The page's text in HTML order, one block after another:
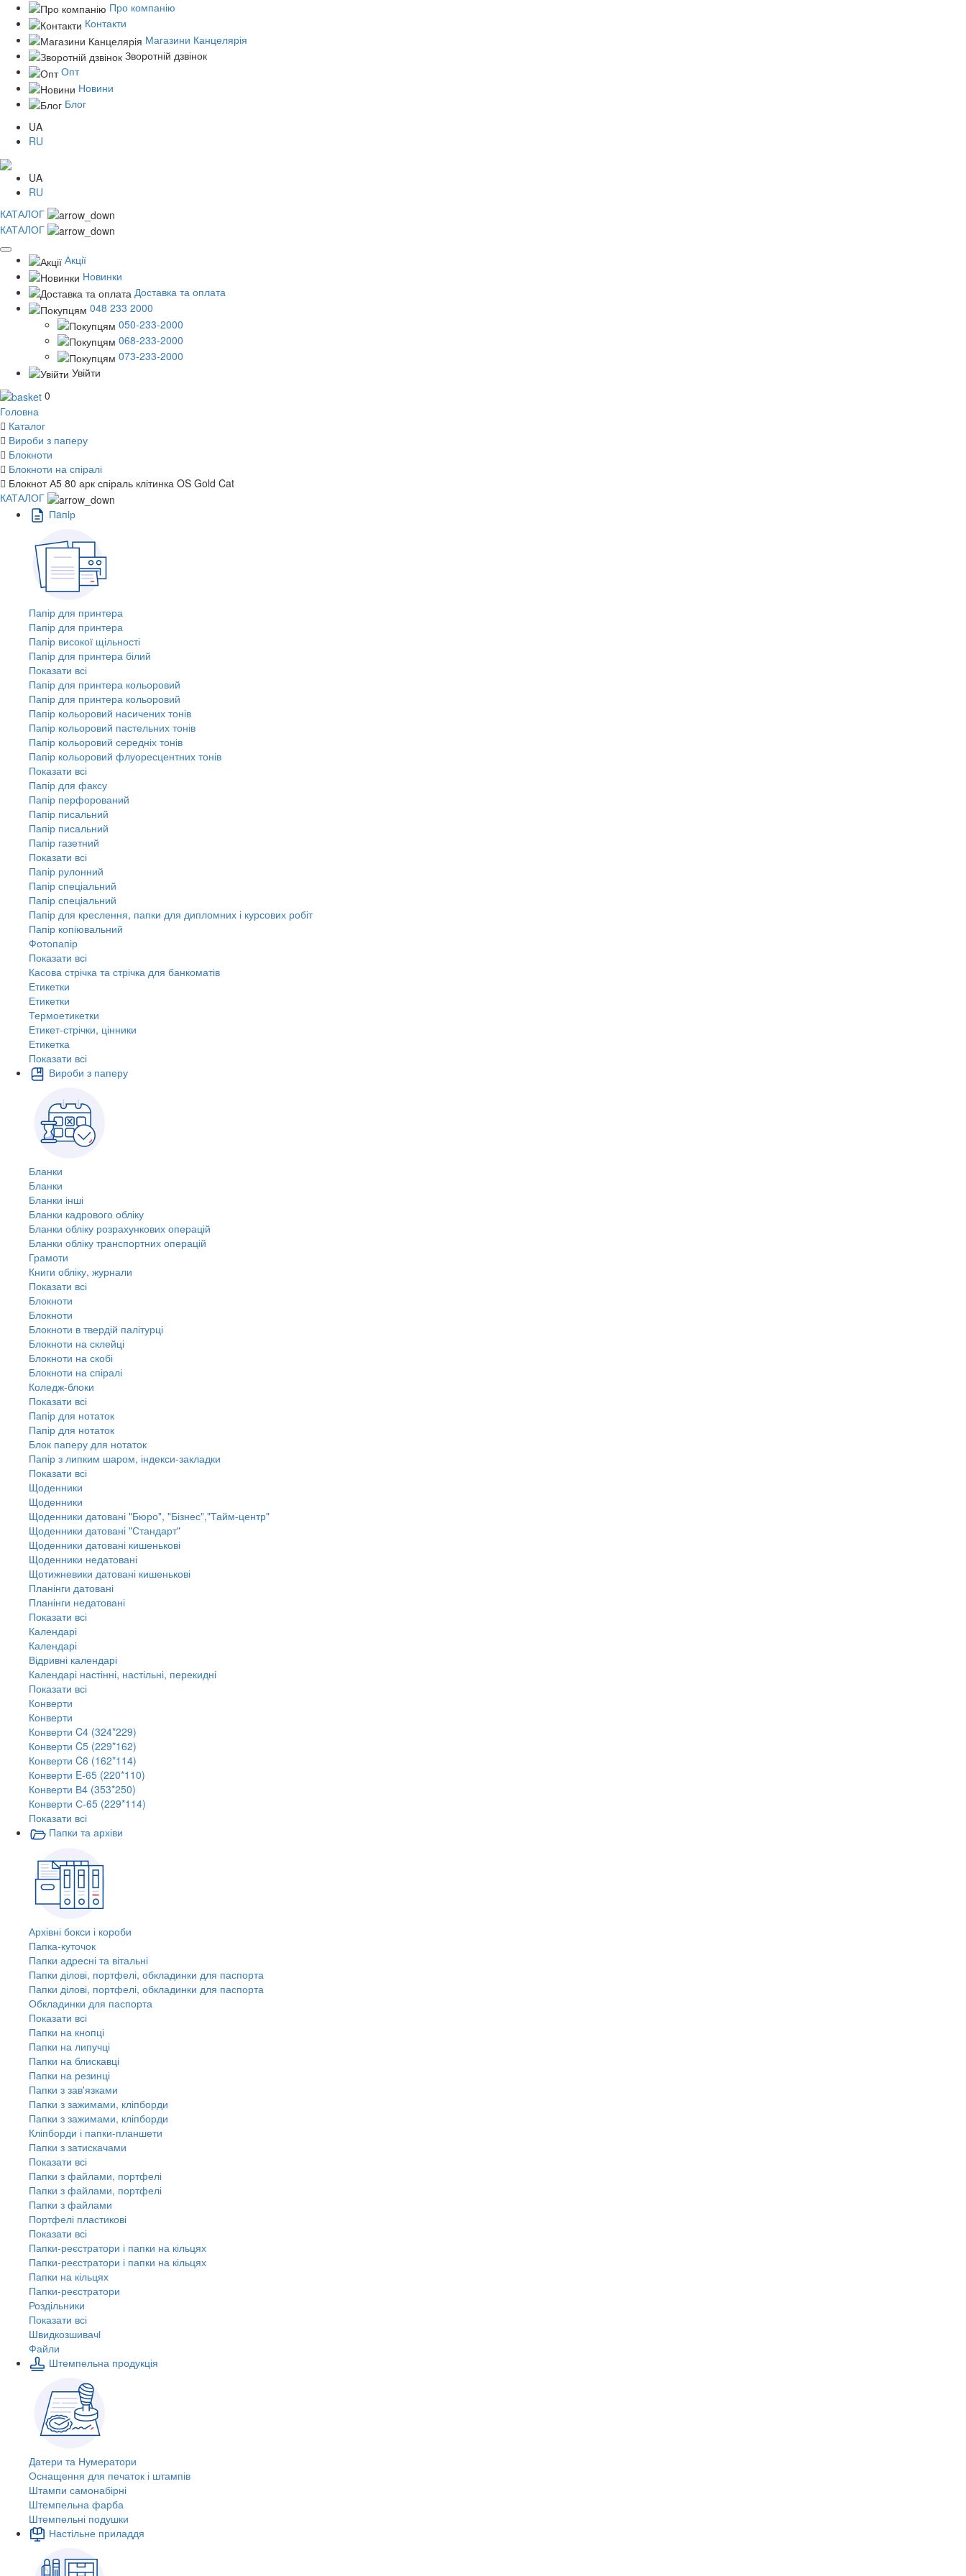
Про компанію
Контакти
Магазини Канцелярія
Зворотній дзвінок
Опт
Новини
Блог
UA
RU
UA
RU
КАТАЛОГ
КАТАЛОГ
Акції
Новинки
Доставка та оплата
048 233 2000
050-233-2000
068-233-2000
073-233-2000
Увійти
0
Головна
Каталог
Вироби з паперу
Блокноти
Блокноти на спіралі
Блокнот А5 80 арк спіраль клітинка OS Gold Cat
КАТАЛОГ
Пaпiр
Папір для принтера
Папір для принтера
Папір високої щільності
Папір для принтера білий
Показати всі
Папір для принтера кольоровий
Папір для принтера кольоровий
Папір кольоровий насичених тонів
Папір кольоровий пастельних тонів
Папір кольоровий середніх тонів
Папір кольоровий флуоресцентних тонів
Показати всі
Папір для факсу
Папір перфорований
Папір писальний
Папір писальний
Папір газетний
Показати всі
Папір рулонний
Папір спеціальний
Папір спеціальний
Папір для креслення, папки для дипломних і курсових робіт
Папір копіювальний
Фотопапір
Показати всі
Касова стрічка та стрічка для банкоматів
Етикетки
Етикетки
Термоетикетки
Етикет-стрічки, цінники
Етикетка
Показати всі
Вироби з паперу
Бланки
Бланки
Бланки інші
Бланки кадрового обліку
Бланки обліку розрахункових операцій
Бланки обліку транспортних операцій
Грамоти
Книги обліку, журнали
Показати всі
Блокноти
Блокноти
Блокноти в твердій палітурці
Блокноти на склейці
Блокноти на скобі
Блокноти на спіралі
Коледж-блоки
Показати всі
Папір для нотаток
Папір для нотаток
Блок паперу для нотаток
Папір з липким шаром, індекси-закладки
Показати всі
Щоденники
Щоденники
Щоденники датовані "Бюро", "Бізнес","Тайм-центр"
Щоденники датовані "Стандарт"
Щоденники датовані кишенькові
Щоденники недатовані
Щотижневики датовані кишенькові
Планінги датовані
Планінги недатовані
Показати всі
Календарі
Календарі
Відривні календарі
Календарі настінні, настільні, перекидні
Показати всі
Конверти
Конверти
Конверти C4 (324*229)
Конверти C5 (229*162)
Конверти C6 (162*114)
Конверти E-65 (220*110)
Конверти В4 (353*250)
Конверти С-65 (229*114)
Показати всі
Папки та архіви
Архівні бокси і короби
Папка-куточок
Папки адресні та вітальні
Папки ділові, портфелі, обкладинки для паспорта
Папки ділові, портфелі, обкладинки для паспорта
Обкладинки для паспорта
Показати всі
Папки на кнопці
Папки на липучці
Папки на блискавці
Папки на резинці
Папки з зав'язками
Папки з зажимами, кліпборди
Папки з зажимами, кліпборди
Кліпборди і папки-планшети
Папки з затискачами
Показати всі
Папки з файлами, портфелі
Папки з файлами, портфелі
Папки з файлами
Портфелі пластикові
Показати всі
Папки-реєстратори і папки на кільцях
Папки-реєстратори і папки на кільцях
Папки на кільцях
Папки-реєстратори
Роздільники
Показати всі
Швидкозшивачi
Файли
Штемпельна продукція
Датери та Нумератори
Оснащення для печаток і штампів
Штампи самонабірні
Штемпельна фарба
Штемпельні подушки
Настільне приладдя